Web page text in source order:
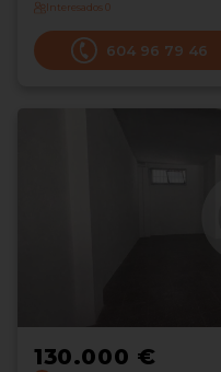
Interesados0
604 96 79 46
130.000 €